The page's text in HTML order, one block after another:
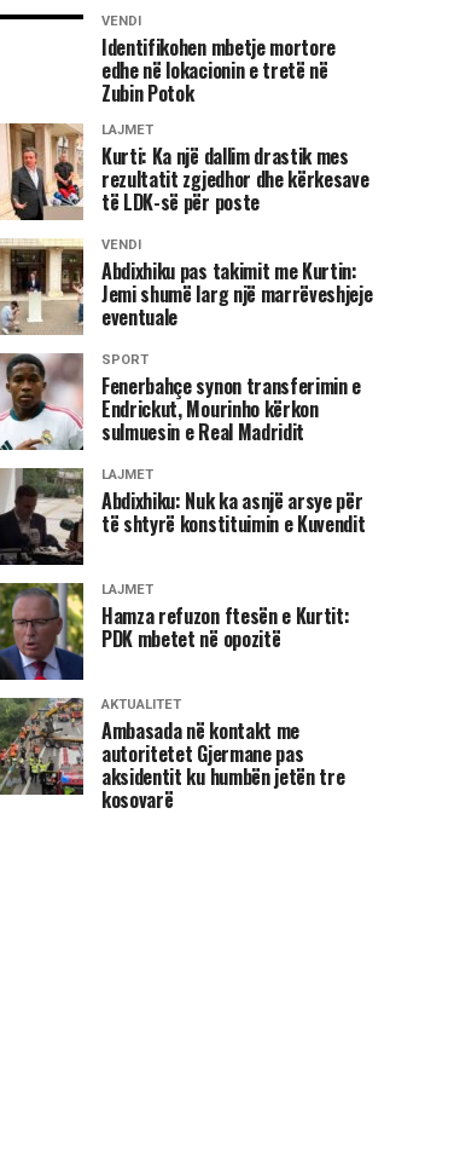
VENDI
Identifikohen mbetje mortore
edhe në lokacionin e tretë në
Zubin Potok
LAJMET
Kurti: Ka një dallim drastik mes
rezultatit zgjedhor dhe kërkesave
të LDK-së për poste
VENDI
Abdixhiku pas takimit me Kurtin:
Jemi shumë larg një marrëveshjeje
eventuale
SPORT
Fenerbahçe synon transferimin e
Endrickut, Mourinho kërkon
sulmuesin e Real Madridit
LAJMET
Abdixhiku: Nuk ka asnjë arsye për
të shtyrë konstituimin e Kuvendit
LAJMET
Hamza refuzon ftesën e Kurtit:
PDK mbetet në opozitë
AKTUALITET
Ambasada në kontakt me
autoritetet Gjermane pas
aksidentit ku humbën jetën tre
kosovarë